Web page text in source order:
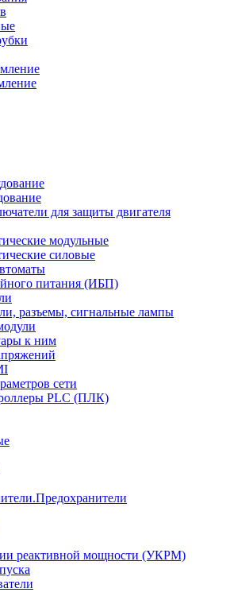
для защиты двигателя
модульные
силовые
питания (ИБП)
разъемы, сигнальные лампы
к ним
сети
PLC (ПЛК)
реактивной мощности (УКРМ)